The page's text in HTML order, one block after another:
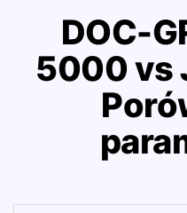
DOC-
5000 vs